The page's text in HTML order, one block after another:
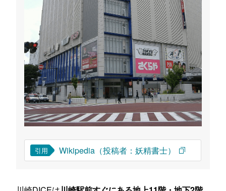
引用 Wikipedia（投稿者：妖精書士）